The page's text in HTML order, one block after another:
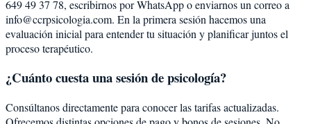
649 49 37 78, escribirnos por WhatsApp o enviarnos un correo a
info@ccrpsicologia.com. En la primera sesión hacemos una
evaluación inicial para entender tu situación y planificar juntos el
proceso terapéutico.
¿Cuánto cuesta una sesión de psicología?
Consúltanos directamente para conocer las tarifas actualizadas.